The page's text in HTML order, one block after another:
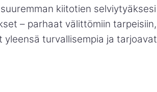
kiitotien selviytyäksesi
– parhaat välittömiin tarpeisiin,
turvallisempia ja tarjoavat